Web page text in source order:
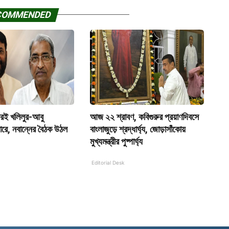
খলিলুর-আবু
নবান্নের বৈঠক উঠল
আজ ২২ শ্রাবণ, কবিগুরুর প্রয়াণদিবসে
বাংলাজুড়ে শ্রদ্ধার্ঘ্য, জোড়াসাঁকোয়
মুখ্যমন্ত্রীর পুষ্পার্ঘ্য
Editorial Desk